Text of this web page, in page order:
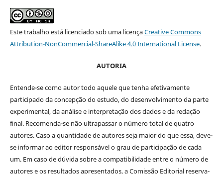
Este trabalho está licenciado sob uma licençaCreative Commons
Attribution-NonCommercial-ShareAlike 4.0 International License.
AUTORIA
Entende-se como autor todo aquele que tenha efetivamente
participado da concepção do estudo, do desenvolvimento da parte
experimental, da análise e interpretação dos dados e da redação
final. Recomenda-se não ultrapassar o número total de quatro
autores. Caso a quantidade de autores seja maior do que essa, deve-
se informar ao editor responsável o grau de participação de cada
um. Em caso de dúvida sobre a compatibilidade entre o número de
autores e os resultados apresentados, a Comissão Editorial reserva-